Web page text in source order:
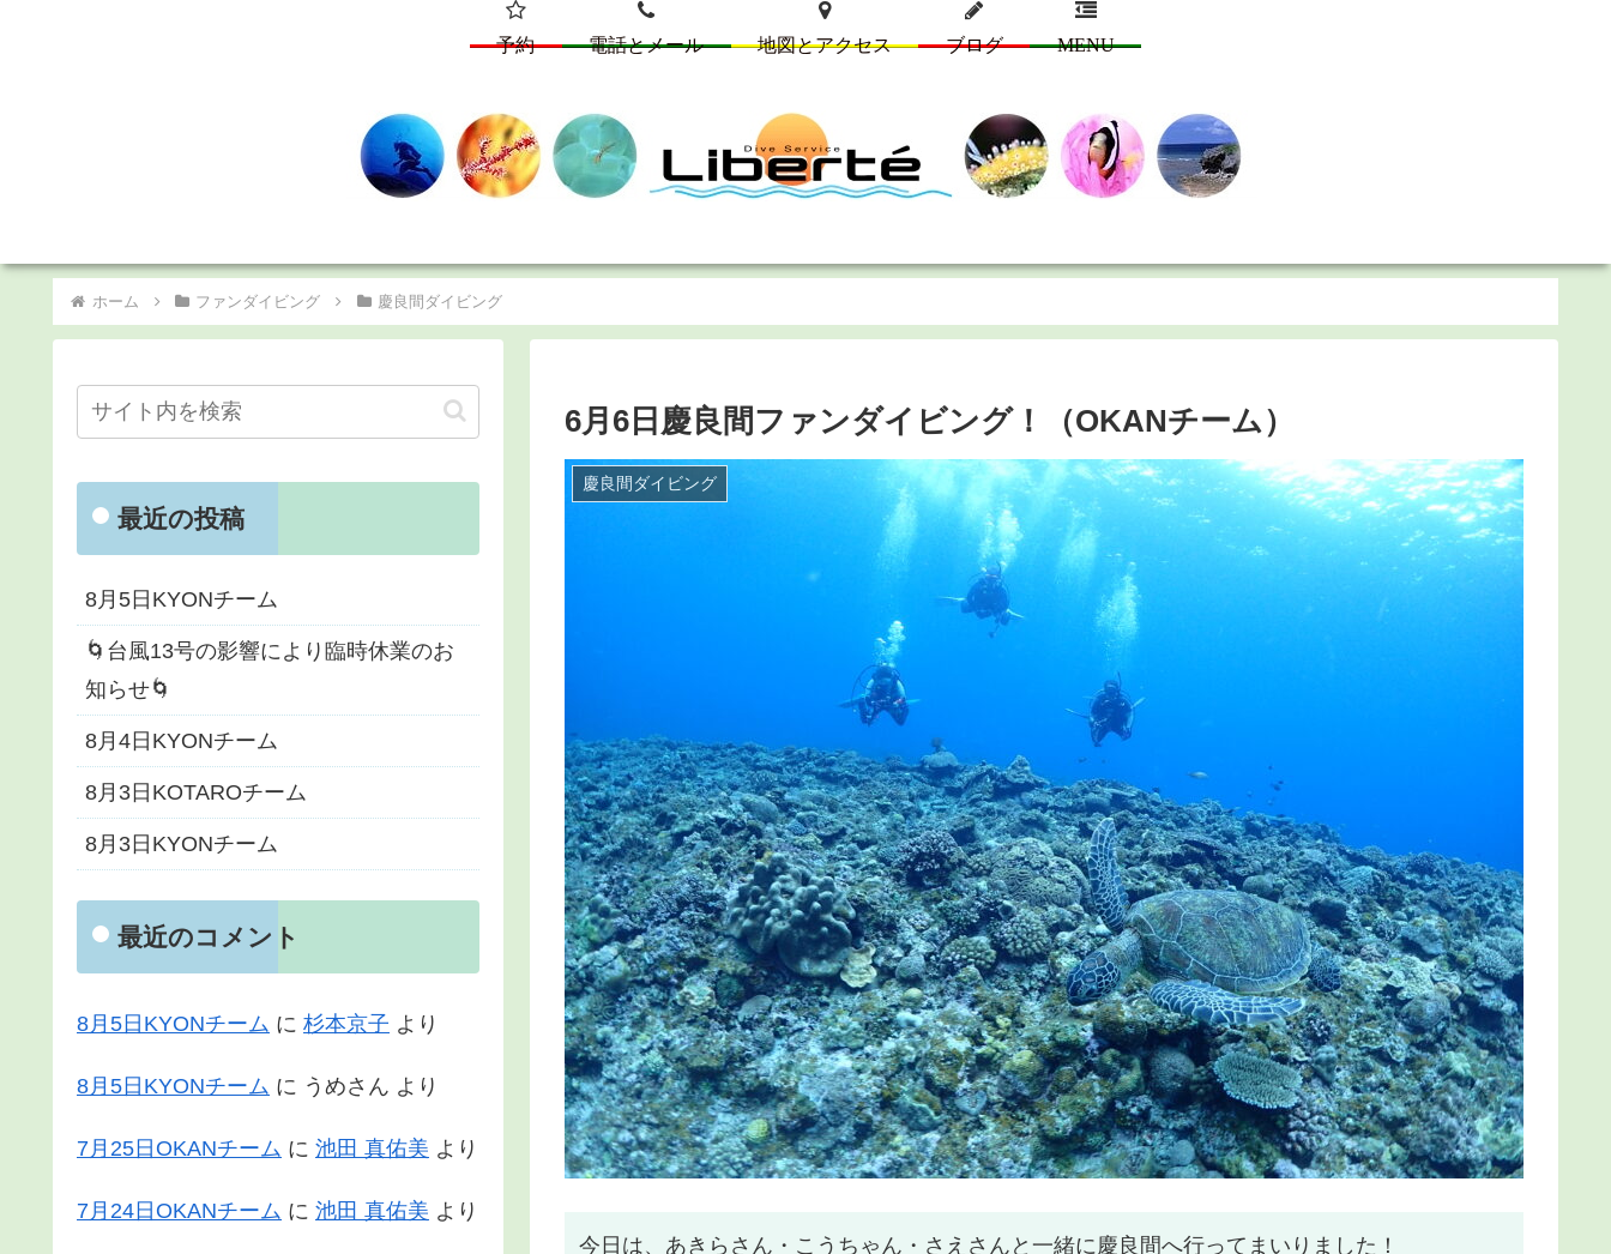
予約 電話とメール 地図とアクセス ブログ MENU
ホーム ファンダイビング 慶良間ダイビング
6月6日慶良間ファンダイビング！（OKANチーム）
慶良間ダイビング
今日は、あきらさん・こうちゃん・さえさんと一緒に慶良間へ行ってまいりました！
最近の投稿
8月5日KYONチーム
🌀台風13号の影響により臨時休業のお
知らせ🌀
8月4日KYONチーム
8月3日KOTAROチーム
8月3日KYONチーム
最近のコメント
8月5日KYONチーム に 杉本京子 より
8月5日KYONチーム に うめさん より
7月25日OKANチーム に 池田 真佑美 より
7月24日OKANチーム に 池田 真佑美 より